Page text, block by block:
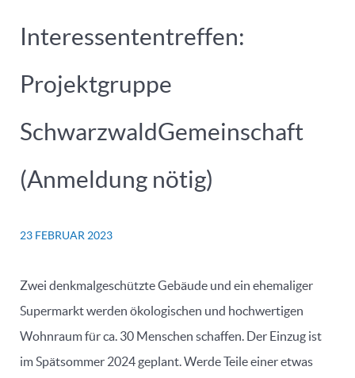
Interessententreffen:
Projektgruppe
SchwarzwaldGemeinschaft
(Anmeldung nötig)
23 FEBRUAR 2023
Zwei denkmalgeschützte Gebäude und ein ehemaliger
Supermarkt werden ökologischen und hochwertigen
Wohnraum für ca. 30 Menschen schaffen. Der Einzug ist
im Spätsommer 2024 geplant. Werde Teile einer etwas